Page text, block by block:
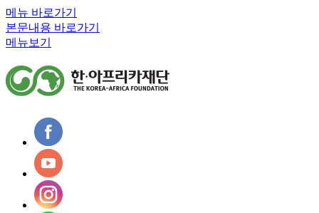
메뉴 바로가기
본문내용 바로가기
메뉴보기